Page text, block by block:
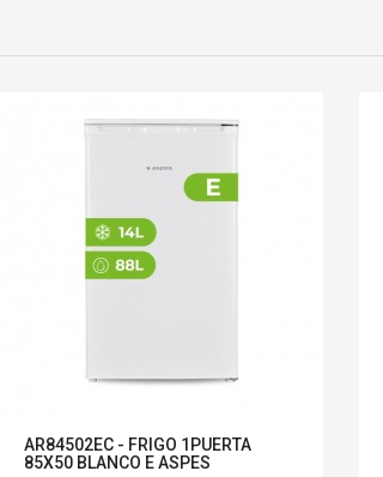
AR84502EC - FRIGO 1PUERTA
85X50 BLANCO E ASPES